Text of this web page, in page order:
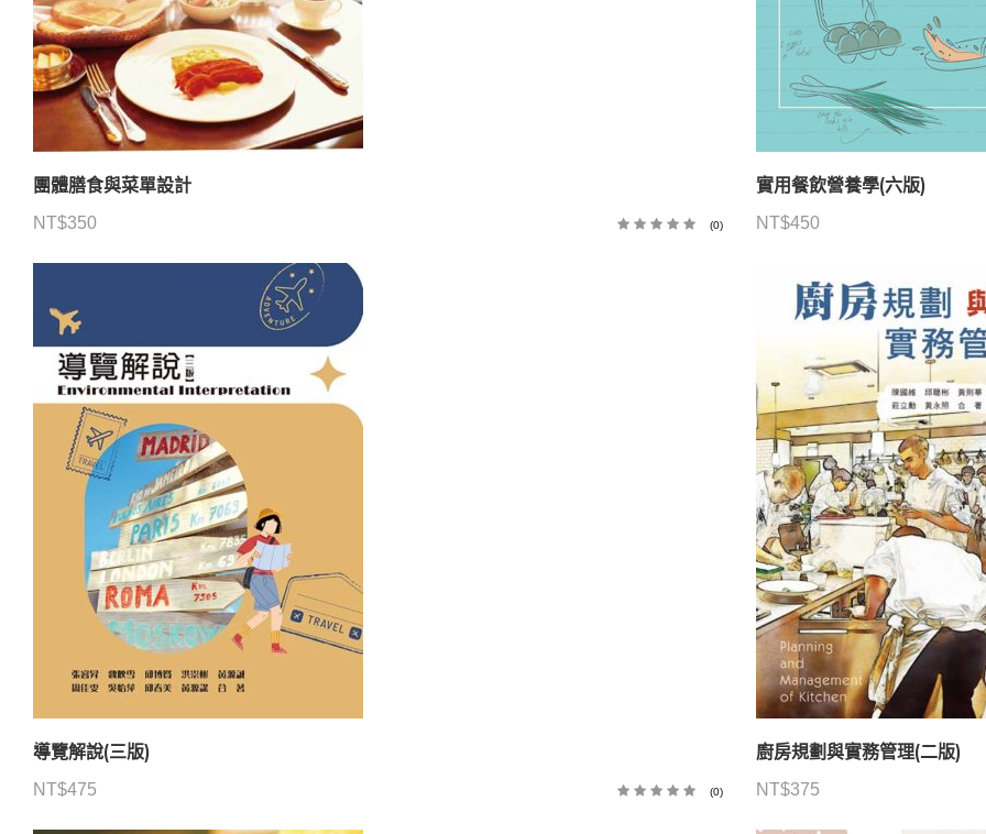
團體膳食與菜單設計
NT$350 (0)
實用餐飲營養學(六版)
NT$450
導覽解說(三版)
NT$475 (0)
廚房規劃與實務管理(二版)
NT$375